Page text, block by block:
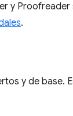
y
.
y de base.